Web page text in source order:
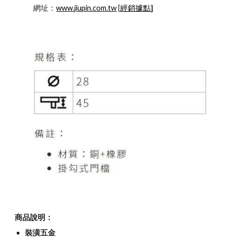
            網址：
www.jiupin.com.tw [經銷據點]
商品說明：
裝潢五金